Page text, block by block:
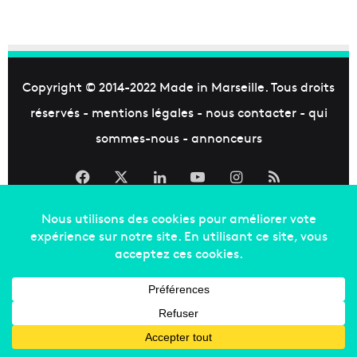
Copyright © 2014-2022 Made in Marseille. Tous droits
réservés - mentions légales- nous contacter- qui
sommes-nous- annonceurs
Facebook LinkedinYouTubeInstagram